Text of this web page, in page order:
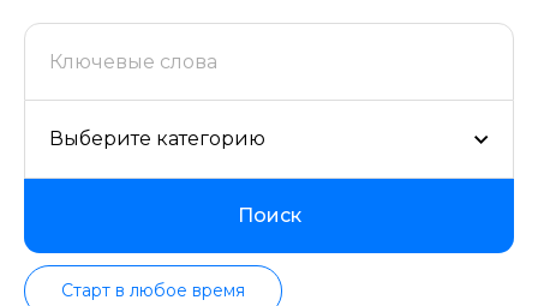
курсах проверенных школ в актуальном состоянии.
Выберите категорию
Поиск
Старт в любое время